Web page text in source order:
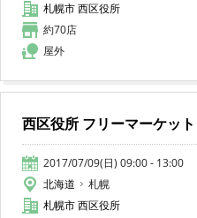
札幌市 西区役所
約70店
屋外
西区役所 フリーマーケット
2017/07/09(日) 09:00 - 13:00
北海道
札幌
札幌市 西区役所